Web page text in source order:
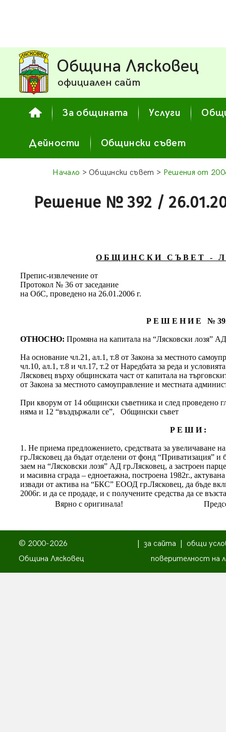
Община Лясковец
официален сайт
За общината Услуги
Дейности Общински съвет
Начало > Общински съвет > Решения от
Решение № 392 /
О Б Щ И Н С К И С Ъ В Е Т - Л
Препис-извлечение от
Протокол № 36 от заседание
на ОбС, проведено на 26.01.2006 г.
Р Е Ш Е Н И Е №
ОТНОСНО:Промяна на капитала на “Лясковски лозя”
На основание чл.21, ал.1, т.8 от Закона за местното
чл.10, ал.1, т.8 и чл.17, т.2 от Наредбата за реда и
Лясковец върху общинската част от капитала на
от Закона за местното самоуправление и местната
При кворум от 14 общински съветника и след проведено
няма и 12 “въздържали се”, Общински съвет
Р Е Ш И :
1. Не приема предложението, средствата за увеличаване
гр.Лясковец да бъдат отделени от фонд “Приватизация” и
заем на “Лясковски лозя” АД гр.Лясковец, а застроен
и масивна сграда – едноетажна, построена 1982г.,
извади от актива на “БКС” ЕООД гр.Лясковец, да бъде
2006г. и да се продаде, и с получените средства да се
Вярно с оригинала!
© 2000-2026
Община Лясковец
за сайта
общи
поверителност на